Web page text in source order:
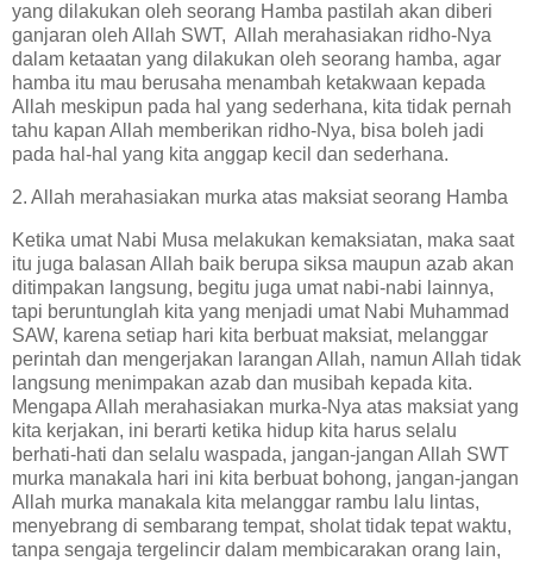
yang dilakukan oleh seorang Hamba pastilah akan diberi
ganjaran oleh Allah SWT, Allah merahasiakan ridho-Nya
dalam ketaatan yang dilakukan oleh seorang hamba, agar
hamba itu mau berusaha menambah ketakwaan kepada
Allah meskipun pada hal yang sederhana, kita tidak pernah
tahu kapan Allah memberikan ridho-Nya, bisa boleh jadi
pada hal-hal yang kita anggap kecil dan sederhana.
2. Allah merahasiakan murka atas maksiat seorang Hamba
Ketika umat Nabi Musa melakukan kemaksiatan, maka saat
itu juga balasan Allah baik berupa siksa maupun azab akan
ditimpakan langsung, begitu juga umat nabi-nabi lainnya,
tapi beruntunglah kita yang menjadi umat Nabi Muhammad
SAW, karena setiap hari kita berbuat maksiat, melanggar
perintah dan mengerjakan larangan Allah, namun Allah tidak
langsung menimpakan azab dan musibah kepada kita.
Mengapa Allah merahasiakan murka-Nya atas maksiat yang
kita kerjakan, ini berarti ketika hidup kita harus selalu
berhati-hati dan selalu waspada, jangan-jangan Allah SWT
murka manakala hari ini kita berbuat bohong, jangan-jangan
Allah murka manakala kita melanggar rambu lalu lintas,
menyebrang di sembarang tempat, sholat tidak tepat waktu,
tanpa sengaja tergelincir dalam membicarakan orang lain,